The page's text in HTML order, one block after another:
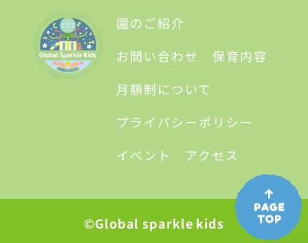
園のご紹介
お問い合わせ
保育内容
月額制について
プライバシーポリシー
イベント
アクセス
©Global sparkle kids